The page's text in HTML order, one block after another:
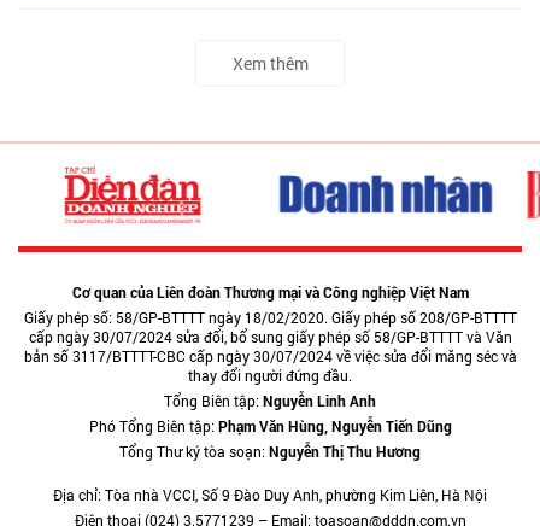
Xem thêm
Cơ quan của Liên đoàn Thương mại và Công nghiệp Việt Nam
Giấy phép số: 58/GP-BTTTT ngày 18/02/2020. Giấy phép số 208/GP-BTTTT
cấp ngày 30/07/2024 sửa đổi, bổ sung giấy phép số 58/GP-BTTTT và Văn
bản số 3117/BTTTT-CBC cấp ngày 30/07/2024 về việc sửa đổi măng séc và
thay đổi người đứng đầu.
Tổng Biên tập:Nguyễn Linh Anh
Phó Tổng Biên tập:Phạm Văn Hùng, Nguyễn Tiến Dũng
Tổng Thư ký tòa soạn:Nguyễn Thị Thu Hương
Địa chỉ: Tòa nhà VCCI, Số 9 Đào Duy Anh, phường Kim Liên, Hà Nội
Điện thoại (024) 3.5771239 – Email: toasoan@dddn.com.vn